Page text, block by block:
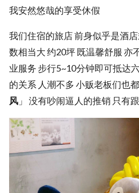
我安然悠哉的享受休假
我们住宿的旅店 前身似乎是酒
数相当大 约20坪 既温馨舒服 亦
业服务 步行5~10分钟即可抵达
的关系 人潮不多 小贩老板们也
风 」 没有吵闹逼人的推销 只有